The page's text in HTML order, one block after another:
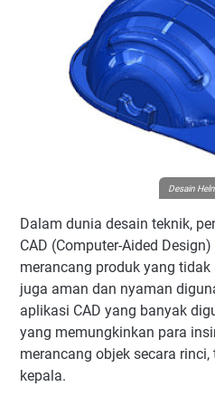
Desain
Dalam dunia desain teknik,
CAD (Computer-Aided
merancang produk yang
juga aman dan nyaman
aplikasi CAD yang banyak
yang memungkinkan para
merancang objek secara
kepala.